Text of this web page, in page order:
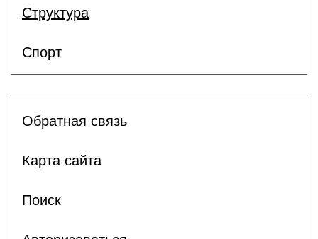
Структура
Спорт
Обратная связь
Карта сайта
Поиск